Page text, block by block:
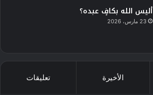
أليس الله بكافٍ عبده؟
23 مارس، 2026
الأخيرة تعليقات